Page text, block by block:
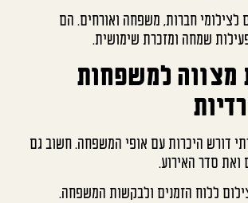
לצילומי חברות, משפחה ואורחים. הם
שמחה ומזכרת שימושית.
מצווה למשפחות
דורש היכרות עם אופי המשפחה. חשוב גם
ואת סדר האירוע.
ללוח הזמנים ולבקשות המשפחה.